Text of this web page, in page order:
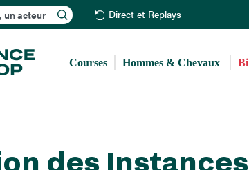
Direct et Replays
Courses Hommes & Chevaux
des